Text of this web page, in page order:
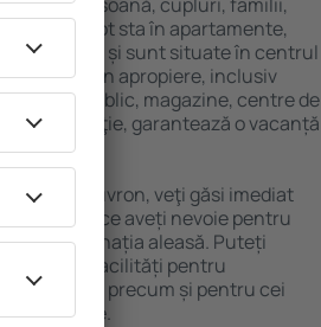
Oaspeţii pot sta în apartamente,
intimitate și sunt situate în centrul
din apropiere, inclusiv
public, magazine, centre de
sau distracţie, garantează o vacanță
Beuvron, veţi găsi imediat
găsi tot ce aveți nevoie pentru
la destinația aleasă. Puteți
cu facilități pentru
și copii, precum și pentru cei
companie.